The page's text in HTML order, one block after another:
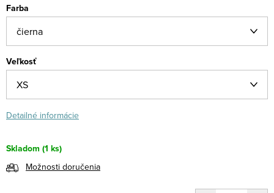
Farba
Veľkosť
Detailné informácie
Skladom (1 ks)
Možnosti doručenia